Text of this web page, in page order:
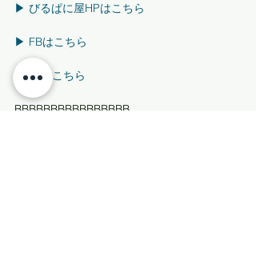
▶︎ びるぱに屋HPはこちら
▶︎ FBはこちら
▶︎ IGはこちら
BBBBBBBBBBBBBBBB